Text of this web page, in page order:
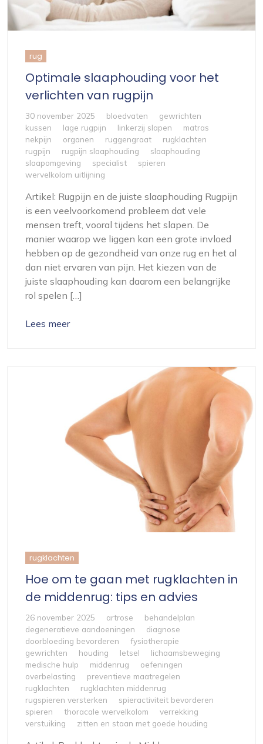
rug
Optimale slaaphouding voor het
verlichten van rugpijn
30 november 2025 bloedvaten
gewrichten
kussen
lage rugpijn linkerzij slapen
matras
nekpijn
organen ruggengraat
rugklachten
rugpijn
rugpijn slaaphouding
slaaphouding
slaapomgeving
specialist
spieren
wervelkolom uitlijning
Artikel: Rugpijn en de juiste slaaphouding Rugpijn
is een veelvoorkomend probleem dat vele
mensen treft, vooral tijdens het slapen. De
manier waarop we liggen kan een grote invloed
hebben op de gezondheid van onze rug en het al
dan niet ervaren van pijn. Het kiezen van de
juiste slaaphouding kan daarom een belangrijke
rol spelen […]
Lees meer
rugklachten
Hoe om te gaan met rugklachten in
de middenrug: tips en advies
26 november 2025 artrose
behandelplan
degeneratieve aandoeningen
diagnose
doorbloeding bevorderen
fysiotherapie
gewrichten
houding letsel
lichaamsbeweging
medische hulp
middenrug
oefeningen
overbelasting
preventieve maatregelen
rugklachten
rugklachten middenrug
rugspieren versterken
spieractiviteit bevorderen
spieren
thoracale wervelkolom
verrekking
verstuiking
zitten en staan met goede houding